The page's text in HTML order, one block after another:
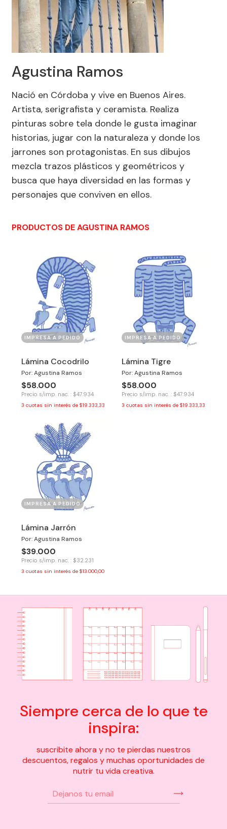
Agustina Ramos
Nació en Córdoba y vive en Buenos Aires.
Artista, serigrafista y ceramista. Realiza
pinturas sobre tela donde le gusta imaginar
historias, jugar con la naturaleza y donde los
jarrones son protagonistas. En sus dibujos
mezcla trazos plásticos y geométricos y
busca que haya diversidad en las formas y
personajes que conviven en ellos.
PRODUCTOS DE AGUSTINA RAMOS
IMPRESA A PEDIDO
Lámina Cocodrilo
Por: Agustina Ramos
$58.000
Precio s/imp. nac. : $47.934
3 cuotas sin interés de $19.333,33
IMPRESA A PEDIDO
Lámina Tigre
Por: Agustina Ramos
$58.000
Precio s/imp. nac. : $47.934
3 cuotas sin interés de $19.333,33
IMPRESA A PEDIDO
Lámina Jarrón
Por: Agustina Ramos
$39.000
Precio s/imp. nac. : $32.231
3 cuotas sin interés de $13.000,00
Siempre cerca de lo que te
inspira:
suscribite ahora y no te pierdas nuestros
descuentos, regalos y muchas oportunidades de
nutrir tu vida creativa.